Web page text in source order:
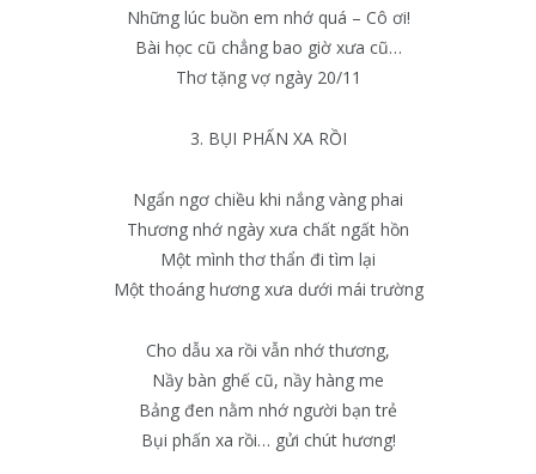
Những lúc buồn em nhớ quá – Cô ơi!
Bài học cũ chẳng bao giờ xưa cũ…
Thơ tặng vợ ngày 20/11
3. BỤI PHẤN XA RỒI
Ngẩn ngơ chiều khi nắng vàng phai
Thương nhớ ngày xưa chất ngất hồn
Một mình thơ thẩn đi tìm lại
Một thoáng hương xưa dưới mái trường
Cho dẫu xa rồi vẫn nhớ thương,
Nầy bàn ghế cũ, nầy hàng me
Bảng đen nằm nhớ người bạn trẻ
Bụi phấn xa rồi… gửi chút hương!